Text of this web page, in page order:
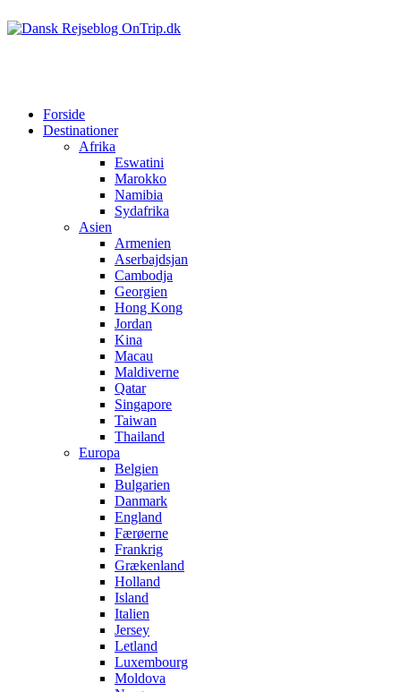
Forside
Destinationer
Afrika
Eswatini
Marokko
Namibia
Sydafrika
Asien
Armenien
Aserbajdsjan
Cambodja
Georgien
Hong Kong
Jordan
Kina
Macau
Maldiverne
Qatar
Singapore
Taiwan
Thailand
Europa
Belgien
Bulgarien
Danmark
England
Færøerne
Frankrig
Grækenland
Holland
Island
Italien
Jersey
Letland
Luxembourg
Moldova